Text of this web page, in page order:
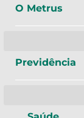
O Metrus
Previdência